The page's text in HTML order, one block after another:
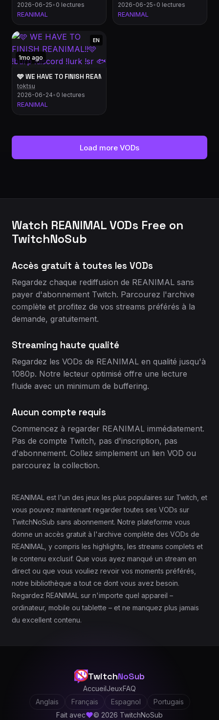
2026-06-25• 0 lectures
REANIMAL
2026-06-25• 0 lectures
REANIMAL
1mo ago
EN
🩵 WE HAVE TO FINISH REANIMAL!!🩵 !burp !discord !lurk !sr 🐟
toktsu
2026-06-24• 0 lectures
REANIMAL
Load more VODs
Watch REANIMAL VODs Free on
TwitchNoSub
Accès gratuit à toutes les VODs
Regardez chaque rediffusion de REANIMAL sans
payer d'abonnement Twitch. Parcourez l'archive
complète et profitez de vos streams préférés à la
demande, gratuitement.
Streaming haute qualité
Regardez les VODs de REANIMAL en qualité jusqu'à
1080p. Notre lecteur optimisé offre une lecture
fluide avec un minimum de buffering.
Aucun compte requis
Commencez à regarder REANIMAL immédiatement.
Pas de compte Twitch, pas d'inscription, pas
d'abonnement. Collez simplement un lien VOD ou
parcourez la collection.
REANIMAL est l'un des jeux les plus populaires sur Twitch, et
vous pouvez maintenant regarder toutes ses VODs sur
TwitchNoSub sans abonnement. Notre plateforme vous
donne un accès gratuit à l'archive complète des VODs de
REANIMAL, y compris les highlights, les streams complets et
le contenu exclusif. Que vous ayez manqué un stream en
direct ou que vous vouliez revoir vos moments préférés,
notre bibliothèque a tout ce dont vous avez besoin.
Regardez REANIMAL sur n'importe quel appareil –
ordinateur, mobile ou tablette – et ne manquez plus jamais
du excellent contenu.
TwitchNoSub
AccueilJeuxFAQ
Anglais
Français Espagnol
Portugais
Fait avec
© 2026 TwitchNoSub